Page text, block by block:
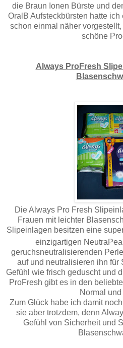
die Braun Ionen Bürste und
OralB Aufsteckbürsten hatte
schon einmal näher
schöne
Always ProFresh
Die Always Pro Fresh
Frauen mit leichter
Slipeinlagen besitzen eine
einzigartigen
geruchsneutralisierenden
auf und neutralisieren ihn für
Gefühl wie frisch geduscht und
ProFresh gibt es in den
Normal
Zum Glück habe ich damit
sie aber trotzdem, denn
Gefühl von Sicherheit und